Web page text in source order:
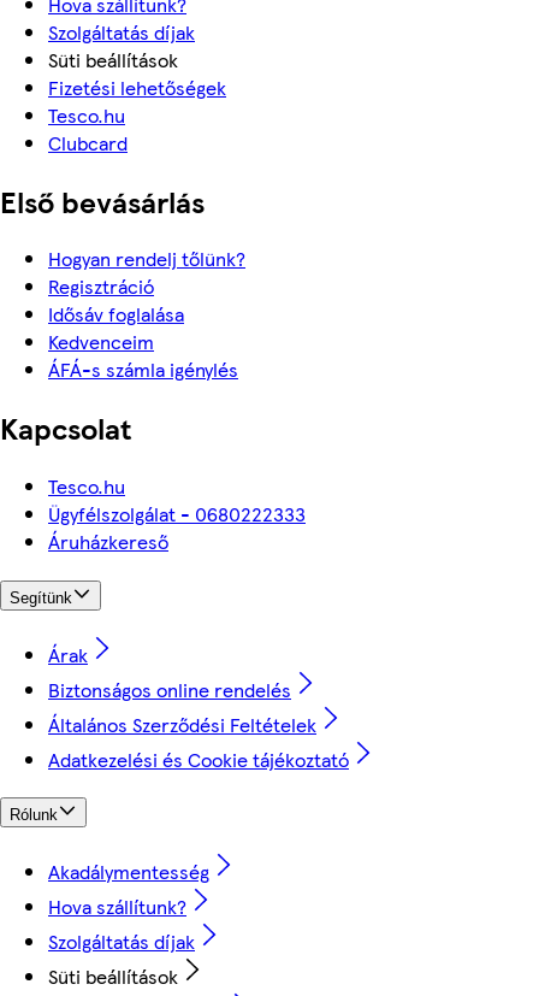
Szolgáltatás díjak
Süti beállítások
Fizetési lehetőségek
Tesco.hu
Clubcard
Első bevásárlás
Hogyan rendelj tőlünk?
Regisztráció
Idősáv foglalása
Kedvenceim
ÁFÁ-s számla igénylés
Kapcsolat
Tesco.hu
Ügyfélszolgálat - 0680222333
Áruházkereső
Segítünk
Árak
Biztonságos online rendelés
Általános Szerződési Feltételek
Adatkezelési és Cookie tájékoztató
Rólunk
Akadálymentesség
Hova szállítunk?
Szolgáltatás díjak
Süti beállítások